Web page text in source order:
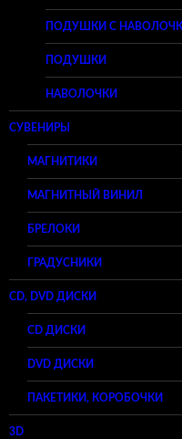
ПОДУШКИ С
ПОДУШКИ
НАВОЛОЧКИ
СУВЕНИРЫ
МАГНИТИКИ
МАГНИТНЫЙ ВИНИЛ
БРЕЛОКИ
ГРАДУСНИКИ
CD, DVD ДИСКИ
CD ДИСКИ
DVD ДИСКИ
ПАКЕТИКИ, КОРОБОЧКИ
3D